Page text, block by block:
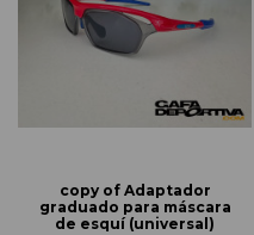
copy of Adaptador
graduado para máscara
de esquí (universal)